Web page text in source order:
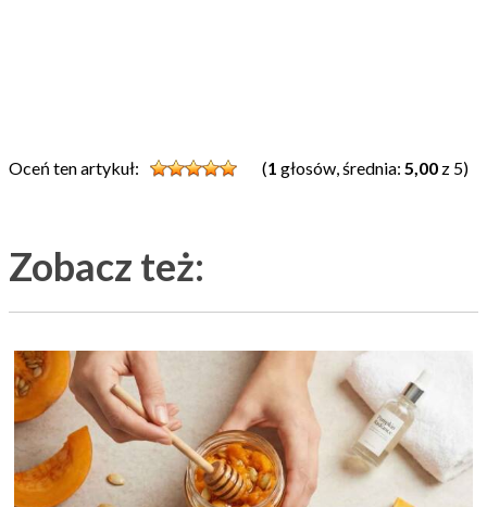
Oceń ten artykuł: (1 głosów, średnia: 5,00 z 5)
Zobacz też: